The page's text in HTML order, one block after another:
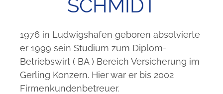
SCHMIDT
1976 in Ludwigshafen geboren absolvierte
er 1999 sein Studium zum Diplom-
Betriebswirt ( BA ) Bereich Versicherung im
Gerling Konzern. Hier war er bis 2002
Firmenkundenbetreuer.